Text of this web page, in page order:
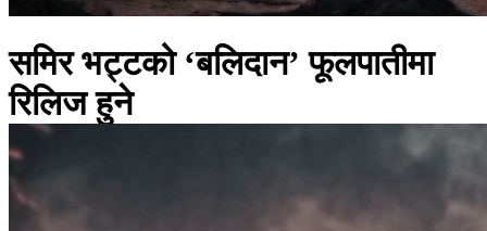
समिर भट्टको ‘बलिदान’ फूलपातीमा
रिलिज हुने